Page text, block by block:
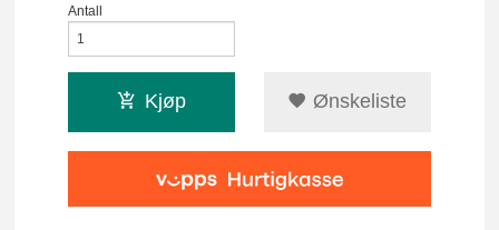
Antall
Kjøp Ønskeliste